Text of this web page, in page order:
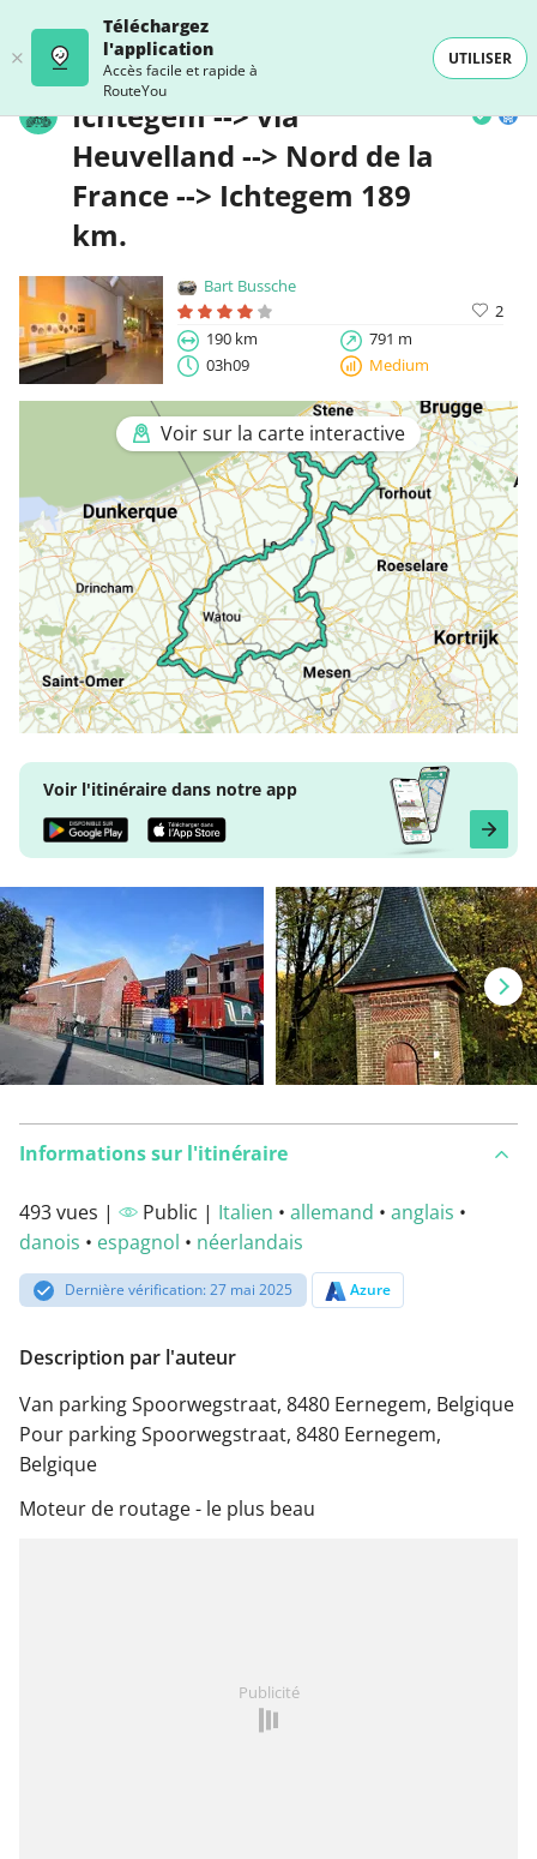
Téléchargez
l'application
Accès facile et rapide à
RouteYou
UTILISER
Ichtegem --> via
Heuvelland --> Nord de la
France --> Ichtegem 189
km.
Bart Bussche
2
190 km
791 m
03h09
Medium
Voir sur la carte interactive
Voir l'itinéraire dans notre app
Informations sur l'itinéraire
493 vues | Public | Italien • allemand • anglais •
danois • espagnol • néerlandais
Dernière vérification: 27 mai 2025 Azure
Description par l'auteur
Van parking Spoorwegstraat, 8480 Eernegem, Belgique
Pour parking Spoorwegstraat, 8480 Eernegem,
Belgique
Moteur de routage - le plus beau
Publicité